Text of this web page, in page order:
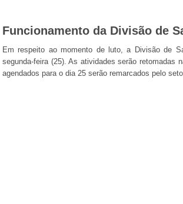
Funcionamento da Divisão de
Em respeito ao momento de luto, a Divisão de
segunda-feira (25). As atividades serão retomadas
agendados para o dia 25 serão remarcados pelo